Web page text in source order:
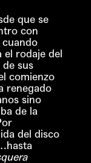
que se
con
cuando
el rodaje del
de sus
comienzo
renegado
sino
de la
del disco